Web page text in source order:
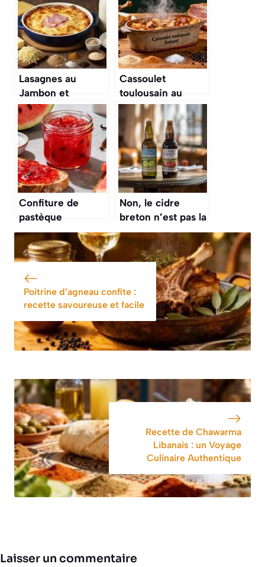
Lasagnes au
Jambon et
Champignons :
recette
Traditionnelle de
Grand-Mère
Cassoulet
toulousain au
confit : recette
traditionnelle
Confiture de
pastèque
traditionnelle :
recette facile et
savoureuse
Non, le cidre
breton n’est pas la
même chose que
le cidre normand,
et la différence
est de taille
Poitrine d’agneau confite :
recette savoureuse et facile
Recette de Chawarma
Libanais : un Voyage
Culinaire Authentique
Laisser un commentaire